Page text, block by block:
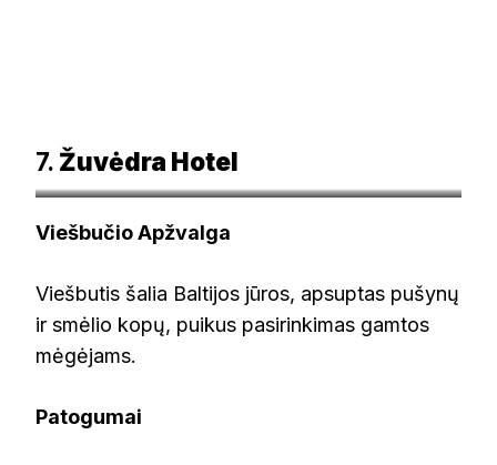
7. Žuvėdra Hotel
Viešbučio Apžvalga
Viešbutis šalia Baltijos jūros, apsuptas pušynų
ir smėlio kopų, puikus pasirinkimas gamtos
mėgėjams.
Patogumai